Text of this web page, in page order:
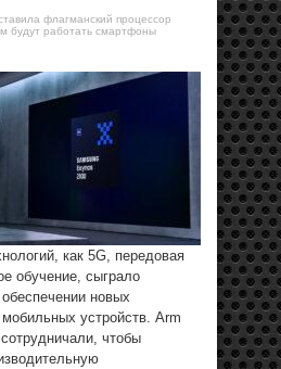
флагманский процессор
будут работать смартфоны
как 5G, передовая
обучение, сыграло
новых
устройств. Arm
чтобы